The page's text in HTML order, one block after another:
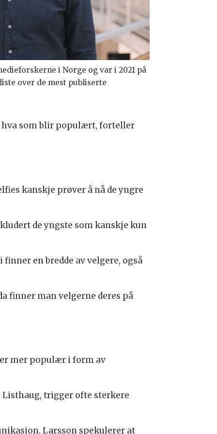
i Norge og var i 2021 på
over de mest publiserte
hva som blir populært, forteller
kanskje prøver å nå de yngre
de yngste som kanskje kun
en bredde av velgere, også
finner man velgerne deres på
mer populær i form av
trigger ofte sterkere
Larsson spekulerer at